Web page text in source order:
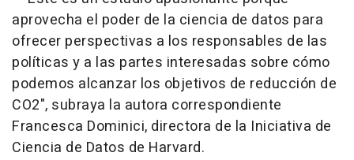
aprovecha el poder de la ciencia de datos para
ofrecer perspectivas a los responsables de las
políticas y a las partes interesadas sobre cómo
podemos alcanzar los objetivos de reducción de
CO2", subraya la autora correspondiente
Francesca Dominici, directora de la Iniciativa de
Ciencia de Datos de Harvard.